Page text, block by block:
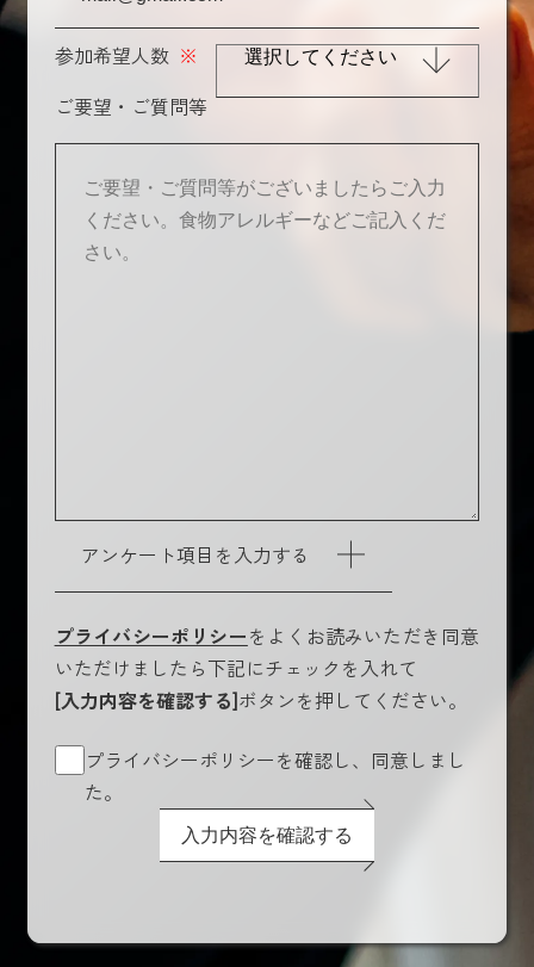
参加希望人数 ※
ご要望・ご質問等
アンケート項目を入力する
プライバシーポリシーをよくお読みいただき同意
いただけましたら下記にチェックを入れて
[入力内容を確認する]ボタンを押してください。
プライバシーポリシーを確認し、同意しまし
た。